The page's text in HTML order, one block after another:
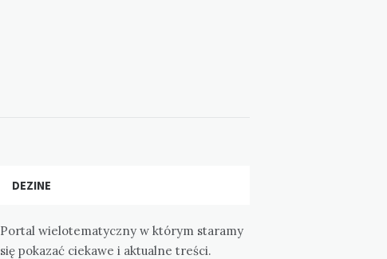
DEZINE
Portal wielotematyczny w którym staramy
się pokazać ciekawe i aktualne treści.